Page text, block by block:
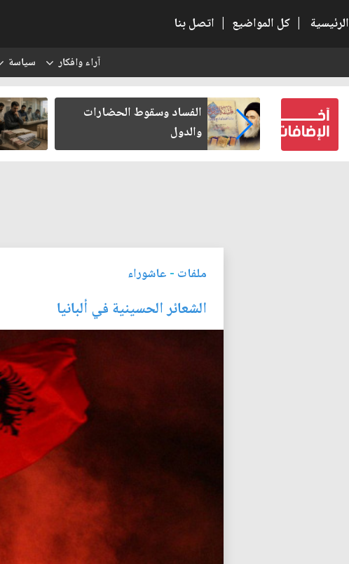
الرئيسية | كل المواضيع | اتصل بنا
آراء وافكار سياسة
كتب لنفسه
الفساد وسقوط الحضارات
والدول
ملفات - عاشوراء
الشعائر الحسينية في ألبانيا